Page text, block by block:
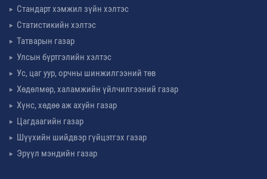
Стандарт хэмжил зүйн хэлтэс
Статистикийн хэлтэс
Татварын газар
Улсын бүртгэлийн хэлтэс
Ус, цаг уур, орчны шинжилгээний төв
Хөдөлмөр, халамжийн үйлчилгээний газар
Хүнс, хөдөө аж ахуйн газар
Цагдаагийн газар
Шүүхийн шийдвэр гүйцэтгэх газар
Эрүүл мэндийн газар